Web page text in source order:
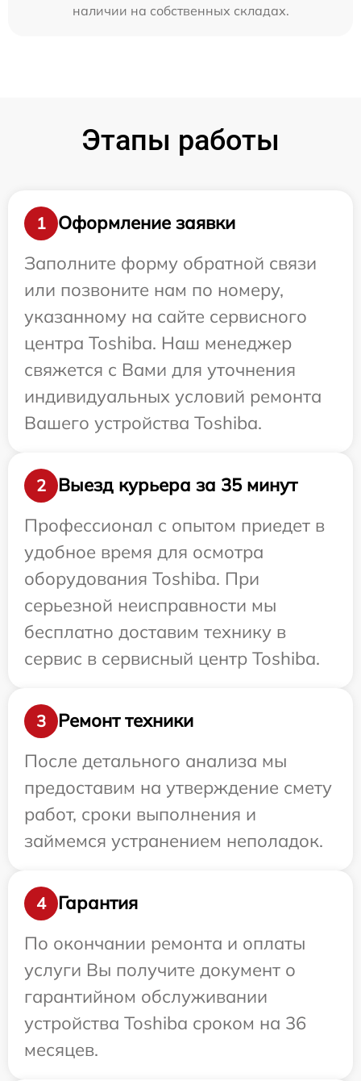
наличии на собственных складах.
Этапы работы
1
Оформление заявки
Заполните форму обратной связи
или позвоните нам по номеру,
указанному на сайте сервисного
центра Toshiba. Наш менеджер
свяжется с Вами для уточнения
индивидуальных условий ремонта
Вашего устройства Toshiba.
2
Выезд курьера за 35 минут
Профессионал с опытом приедет в
удобное время для осмотра
оборудования Toshiba. При
серьезной неисправности мы
бесплатно доставим технику в
сервис в сервисный центр Toshiba.
3
Ремонт техники
После детального анализа мы
предоставим на утверждение смету
работ, сроки выполнения и
займемся устранением неполадок.
4
Гарантия
По окончании ремонта и оплаты
услуги Вы получите документ о
гарантийном обслуживании
устройства Toshiba сроком на 36
месяцев.